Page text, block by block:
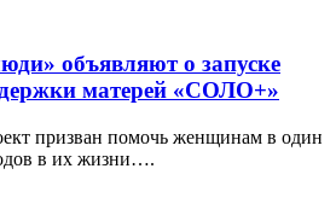
объявляют о запуске
матерей «СОЛО+»
призван помочь женщинам в один
в их жизни….